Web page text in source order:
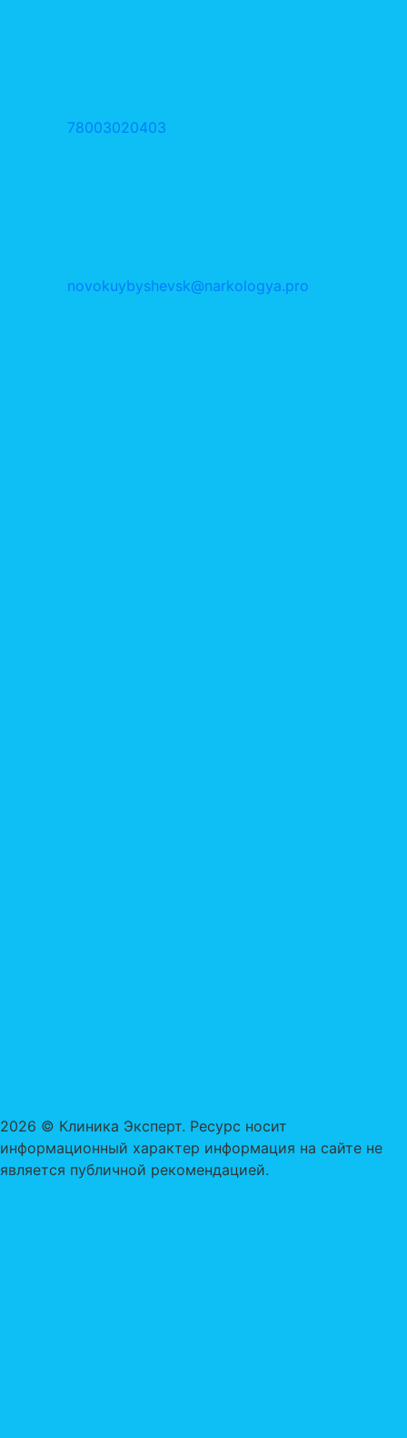
78003020403
novokuybyshevsk@narkologya.pro
2026 © Клиника Эксперт. Ресурс носит
информационный характер информация на сайте не
является публичной рекомендацией.